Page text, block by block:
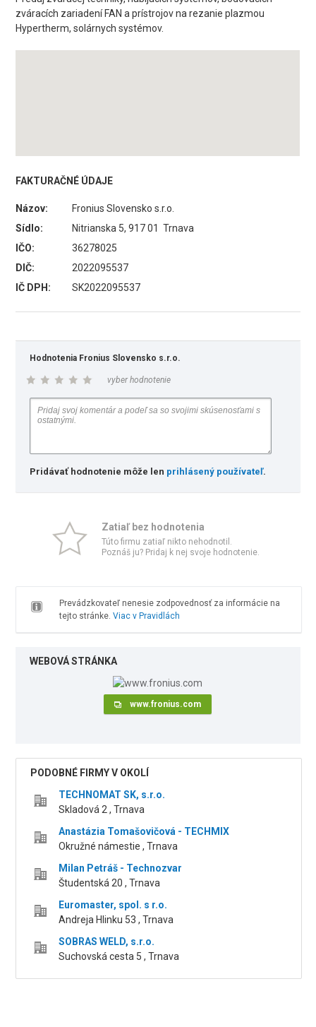
zváracích zariadení FAN a prístrojov na rezanie plazmou
Hypertherm, solárnych systémov.
FAKTURAČNÉ ÚDAJE
Názov:
Fronius Slovensko s.r.o.
Sídlo:
Nitrianska 5, 917 01 Trnava
IČO:
36278025
DIČ:
2022095537
IČ DPH:
SK2022095537
Hodnotenia Fronius Slovensko s.r.o.
vyber hodnotenie
Pridávať hodnotenie môže len prihlásený používateľ.
Zatiaľ bez hodnotenia
Túto firmu zatiaľ nikto nehodnotil.
Poznáš ju? Pridaj k nej svoje hodnotenie.
Prevádzkovateľ nenesie zodpovednosť za informácie na
tejto stránke. Viac v Pravidlách
WEBOVÁ STRÁNKA
www.fronius.com
PODOBNÉ FIRMY V OKOLÍ
TECHNOMAT SK, s.r.o.
Skladová 2 , Trnava
Anastázia Tomašovičová - TECHMIX
Okružné námestie , Trnava
Milan Petráš - Technozvar
Študentská 20 , Trnava
Euromaster, spol. s r.o.
Andreja Hlinku 53 , Trnava
SOBRAS WELD, s.r.o.
Suchovská cesta 5 , Trnava